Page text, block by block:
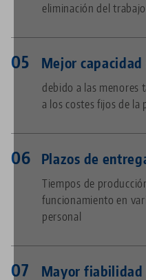
eliminación del
Mejor
debido a las menores
a los costes fijos de la
Plazos de
Tiempos de
funcionamiento en
personal
Mayor fiabilidad